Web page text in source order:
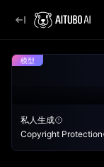
模型
私人生成
Copyright Protection